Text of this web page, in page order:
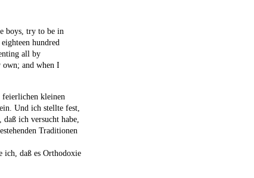
boys, try to be in
hundred
all by
and when I
feierlichen kleinen
Und ich stellte fest,
ich versucht habe,
Traditionen
ich, daß es Orthodoxie